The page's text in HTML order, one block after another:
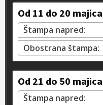
Od 11 do 20 majica
Štampa napred:
Obostrana štampa:
Od 21 do 50 majica
Štampa napred: